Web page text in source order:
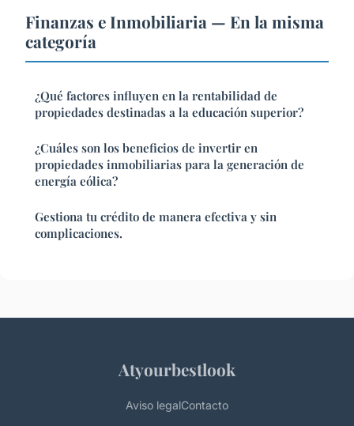
Finanzas e Inmobiliaria — En la misma
categoría
¿Qué factores influyen en la rentabilidad de
propiedades destinadas a la educación superior?
¿Cuáles son los beneficios de invertir en
propiedades inmobiliarias para la generación de
energía eólica?
Gestiona tu crédito de manera efectiva y sin
complicaciones.
Atyourbestlook
Aviso legalContacto